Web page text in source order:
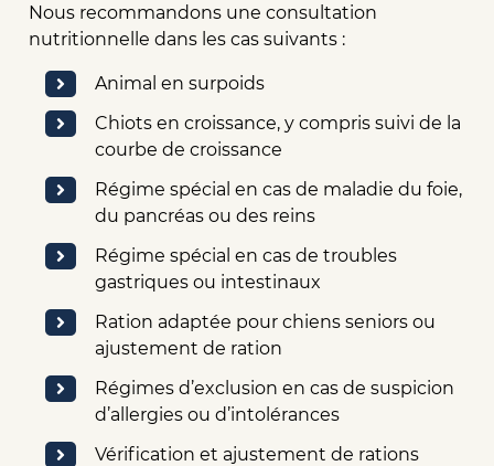
Nous recommandons une consultation
nutritionnelle dans les cas suivants :
Animal en surpoids
Chiots en croissance, y compris suivi de la
courbe de croissance
Régime spécial en cas de maladie du foie,
du pancréas ou des reins
Régime spécial en cas de troubles
gastriques ou intestinaux
Ration adaptée pour chiens seniors ou
ajustement de ration
Régimes d’exclusion en cas de suspicion
d’allergies ou d’intolérances
Vérification et ajustement de rations